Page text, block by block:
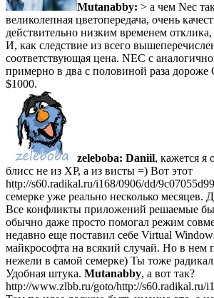
Mutanabby: > а чем Nec
великолепная цветопередача, очень
действительно низким временем
И, как следствие из всего
соответствующая цена. NEC с
примерно в два с половиной раза дороже
$1000.
zeleboba: Daniil, кажется
блисс не из XP, а из висты =) Вот этот
http://s60.radikal.ru/i168/0906/dd/
семерке уже реально несколько месяцев.
Все конфликты приложений решаемые
обычно даже просто помогал режим
недавно еще поставил себе Virtual
майкрософта на всякий случай. Но в нем
нежели в самой семерке) Ты тоже
Удобная штука. Mutanabby, а вот так?
http://www.zlbb.ru/goto/http://s60.radikal.ru/